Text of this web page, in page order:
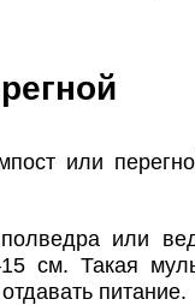
или
полведра или
см. Такая
питание.